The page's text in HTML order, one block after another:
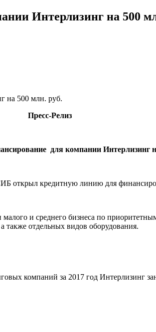
Интерлизинг на 500
на 500 млн. руб.
Пресс-Релиз
для компании Интерлизинг
открыл кредитную линию для
и среднего бизнеса по
также отдельных видов оборудования.
компаний за 2017 год Интерлизинг